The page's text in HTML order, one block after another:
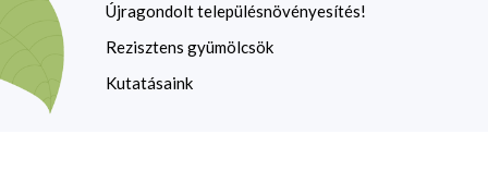
Újragondolt településnövényesítés!
Rezisztens gyümölcsök
Kutatásaink